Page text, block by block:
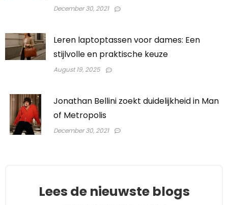
December 30, 2021
Leren laptoptassen voor dames: Een
stijlvolle en praktische keuze
August 19, 2025
Jonathan Bellini zoekt duidelijkheid in Man
of Metropolis
December 30, 2021
Lees de nieuwste blogs